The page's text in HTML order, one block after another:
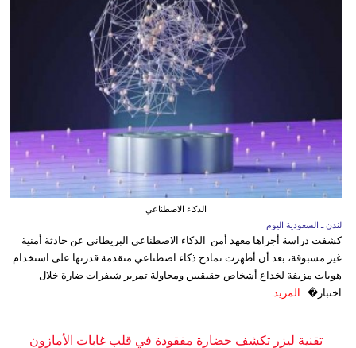
الذكاء الاصطناعي
لندن ـ السعودية اليوم
كشفت دراسة أجراها معهد أمن الذكاء الاصطناعي البريطاني عن حادثة أمنية
غير مسبوقة، بعد أن أظهرت نماذج ذكاء اصطناعي متقدمة قدرتها على استخدام
هويات مزيفة لخداع أشخاص حقيقيين ومحاولة تمرير شيفرات ضارة خلال
اختبار�... المزيد
تقنية ليزر تكشف حضارة مفقودة في قلب غابات الأمازون